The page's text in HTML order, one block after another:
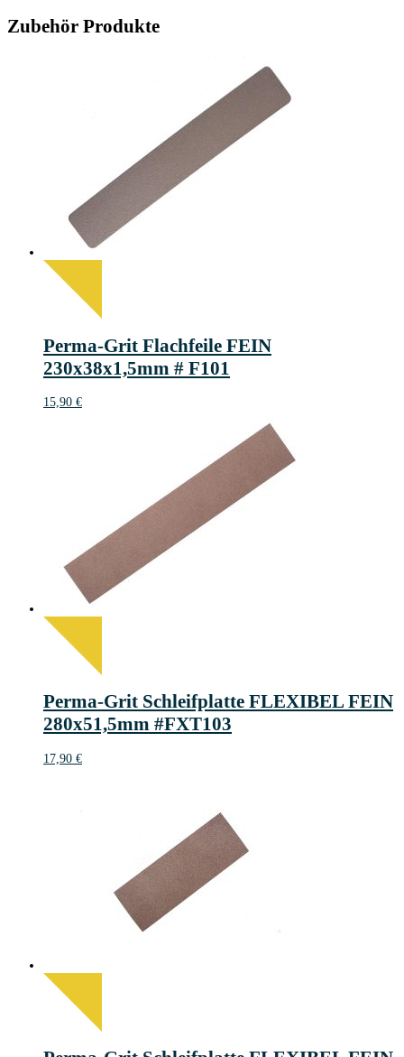
Zubehör Produkte
Perma-Grit Flachfeile FEIN
230x38x1,5mm # F101
15,90 €
Perma-Grit Schleifplatte FLEXIBEL FEIN
280x51,5mm #FXT103
17,90 €